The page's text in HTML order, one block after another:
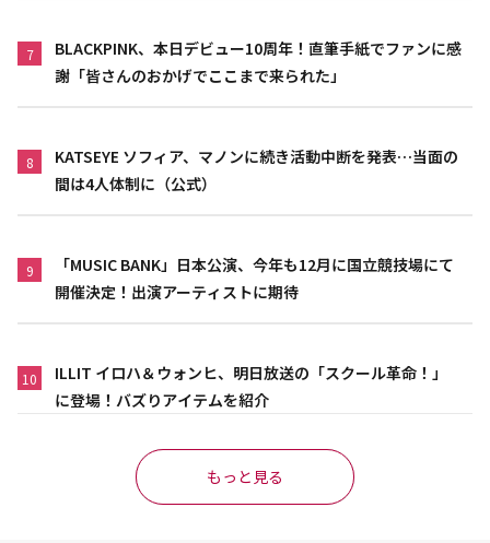
7
BLACKPINK、本日デビュー10周年！直筆手紙でファンに感
謝「皆さんのおかげでここまで来られた」
8
KATSEYE ソフィア、マノンに続き活動中断を発表…当面の
間は4人体制に（公式）
9
「MUSIC BANK」日本公演、今年も12月に国立競技場にて
開催決定！出演アーティストに期待
10
ILLIT イロハ＆ウォンヒ、明日放送の「スクール革命！」
に登場！バズりアイテムを紹介
もっと見る